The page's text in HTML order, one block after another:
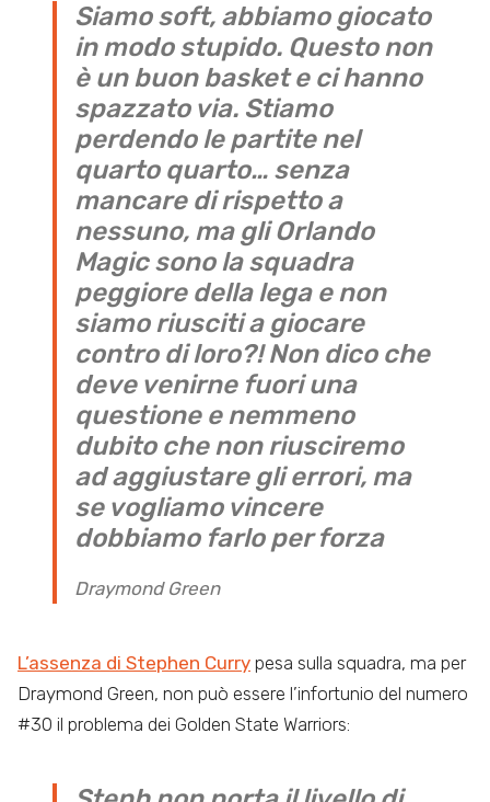
Siamo soft, abbiamo giocato
in modo stupido. Questo non
è un buon basket e ci hanno
spazzato via. Stiamo
perdendo le partite nel
quarto quarto… senza
mancare di rispetto a
nessuno, ma gli Orlando
Magic sono la squadra
peggiore della lega e non
siamo riusciti a giocare
contro di loro?! Non dico che
deve venirne fuori una
questione e nemmeno
dubito che non riusciremo
ad aggiustare gli errori, ma
se vogliamo vincere
dobbiamo farlo per forza
Draymond Green
L’assenza di Stephen Curry pesa sulla squadra, ma per
Draymond Green, non può essere l’infortunio del numero
#30 il problema dei Golden State Warriors: